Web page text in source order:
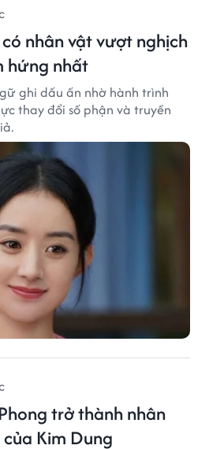
nhân vật vượt nghịch
hứng nhất
ghi dấu ấn nhờ hành trình
thay đổi số phận và truyền
trở thành nhân
Kim Dung